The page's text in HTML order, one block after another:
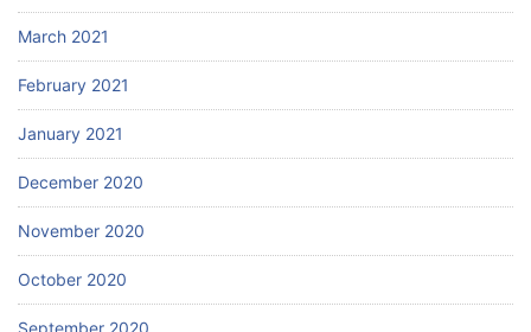
March 2021
February 2021
January 2021
December 2020
November 2020
October 2020